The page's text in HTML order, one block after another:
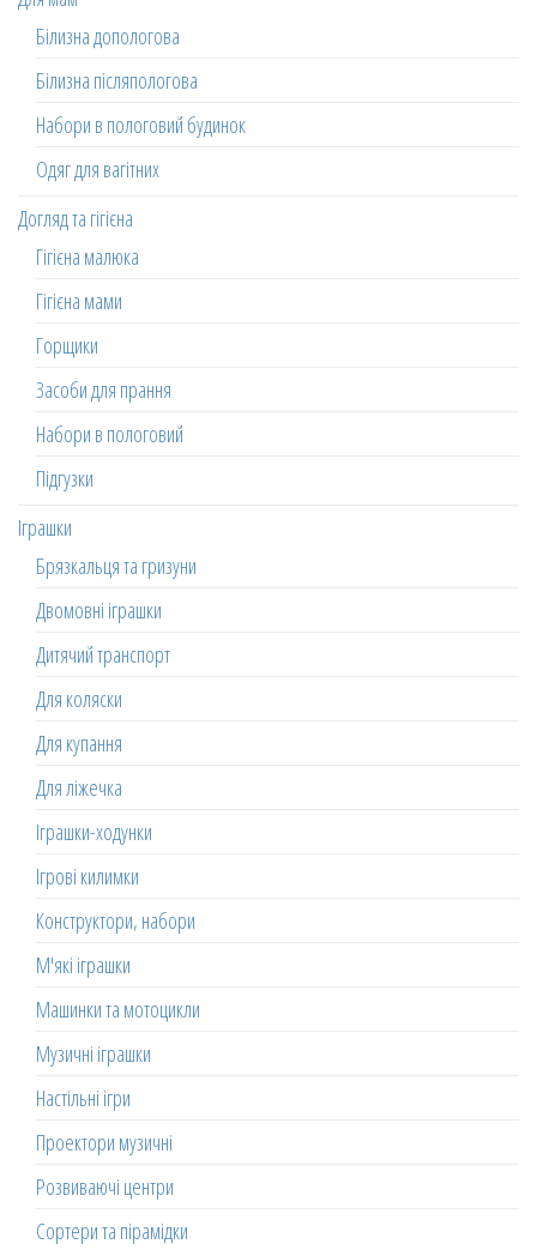
Білизна допологова
Білизна післяпологова
Набори в пологовий будинок
Одяг для вагітних
Догляд та гігієна
Гігієна малюка
Гігієна мами
Горщики
Засоби для прання
Набори в пологовий
Підгузки
Іграшки
Брязкальця та гризуни
Двомовні іграшки
Дитячий транспорт
Для коляски
Для купання
Для ліжечка
Іграшки-ходунки
Ігрові килимки
Конструктори, набори
М'які іграшки
Машинки та мотоцикли
Музичні іграшки
Настільні ігри
Проектори музичні
Розвиваючі центри
Сортери та пірамідки